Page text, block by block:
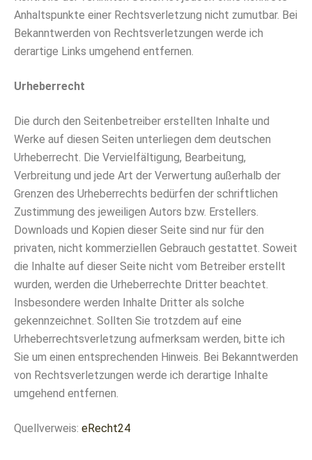
Anhaltspunkte einer Rechtsverletzung nicht zumutbar. Bei
Bekanntwerden von Rechtsverletzungen werde ich
derartige Links umgehend entfernen.
Urheberrecht
Die durch den Seitenbetreiber erstellten Inhalte und
Werke auf diesen Seiten unterliegen dem deutschen
Urheberrecht. Die Vervielfältigung, Bearbeitung,
Verbreitung und jede Art der Verwertung außerhalb der
Grenzen des Urheberrechts bedürfen der schriftlichen
Zustimmung des jeweiligen Autors bzw. Erstellers.
Downloads und Kopien dieser Seite sind nur für den
privaten, nicht kommerziellen Gebrauch gestattet. Soweit
die Inhalte auf dieser Seite nicht vom Betreiber erstellt
wurden, werden die Urheberrechte Dritter beachtet.
Insbesondere werden Inhalte Dritter als solche
gekennzeichnet. Sollten Sie trotzdem auf eine
Urheberrechtsverletzung aufmerksam werden, bitte ich
Sie um einen entsprechenden Hinweis. Bei Bekanntwerden
von Rechtsverletzungen werde ich derartige Inhalte
umgehend entfernen.
Quellverweis: eRecht24